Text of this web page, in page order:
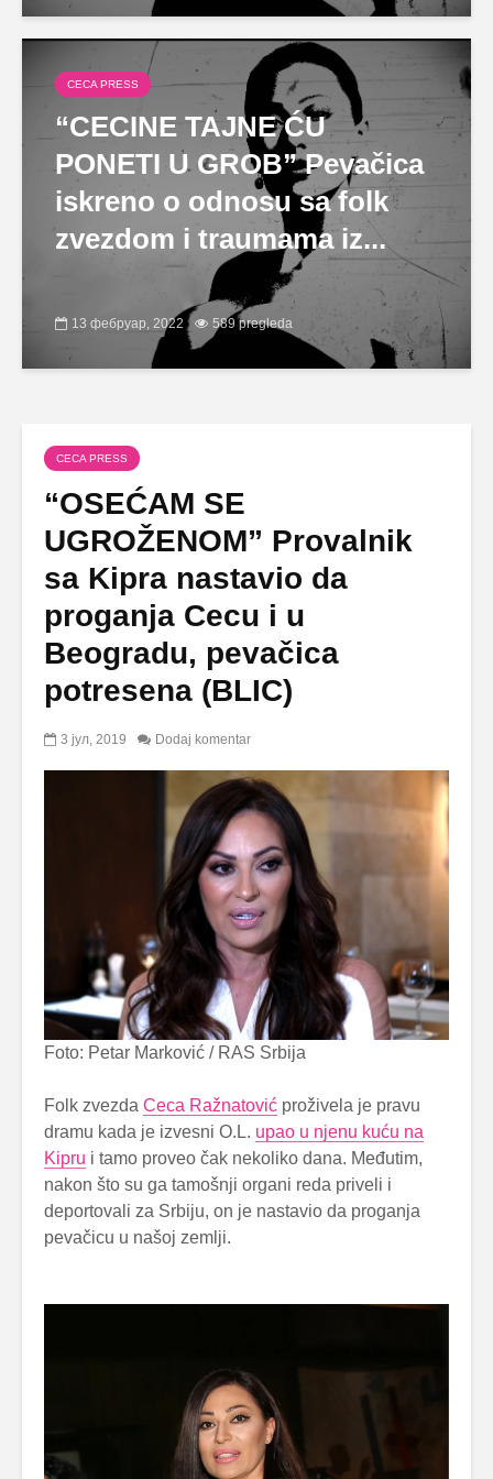
CECA PRESS
“CECINE TAJNE ĆU
PONETI U GROB” Pevačica
iskreno o odnosu sa folk
zvezdom i traumama iz...
13 фебруар, 2022 589 pregleda
CECA PRESS
“OSEĆAM SE
UGROŽENOM” Provalnik
sa Kipra nastavio da
proganja Cecu i u
Beogradu, pevačica
potresena (BLIC)
3 јул, 2019 Dodaj komentar
Foto: Petar Marković / RAS Srbija
Folk zvezda Ceca Ražnatović proživela je pravu
dramu kada je izvesni O.L. upao u njenu kuću na
Kipru i tamo proveo čak nekoliko dana. Međutim,
nakon što su ga tamošnji organi reda priveli i
deportovali za Srbiju, on je nastavio da proganja
pevačicu u našoj zemlji.